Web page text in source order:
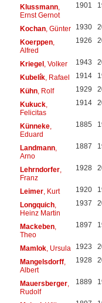
Klussmann,
Ernst Gernot
1901
Kochan, Günter 1930
Koerppen,
Alfred
1926
Kriegel, Volker 1943
Kubelík, Rafael 1914
Kühn, Rolf 1929
Kukuck,
Felicitas
1914
Künneke,
Eduard
1885
Landmann,
Arno
1887
Lehrndorfer,
Franz
1928
Leimer, Kurt 1920
Longquich,
Heinz Martin
1937
Mackeben,
Theo
1897
Mamlok, Ursula 1923
Mangelsdorff,
Albert
1928
Mauersberger,
Rudolf
1889